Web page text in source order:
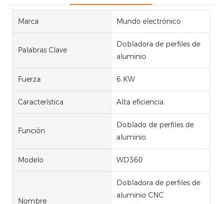
Marca Mundo electrónico
Palabras Clave
Dobladora de perfiles de
aluminio
Fuerza 6 KW
Característica Alta eficiencia
Función
Doblado de perfiles de
aluminio
Modelo WD360
Nombre
Dobladora de perfiles de
aluminio CNC